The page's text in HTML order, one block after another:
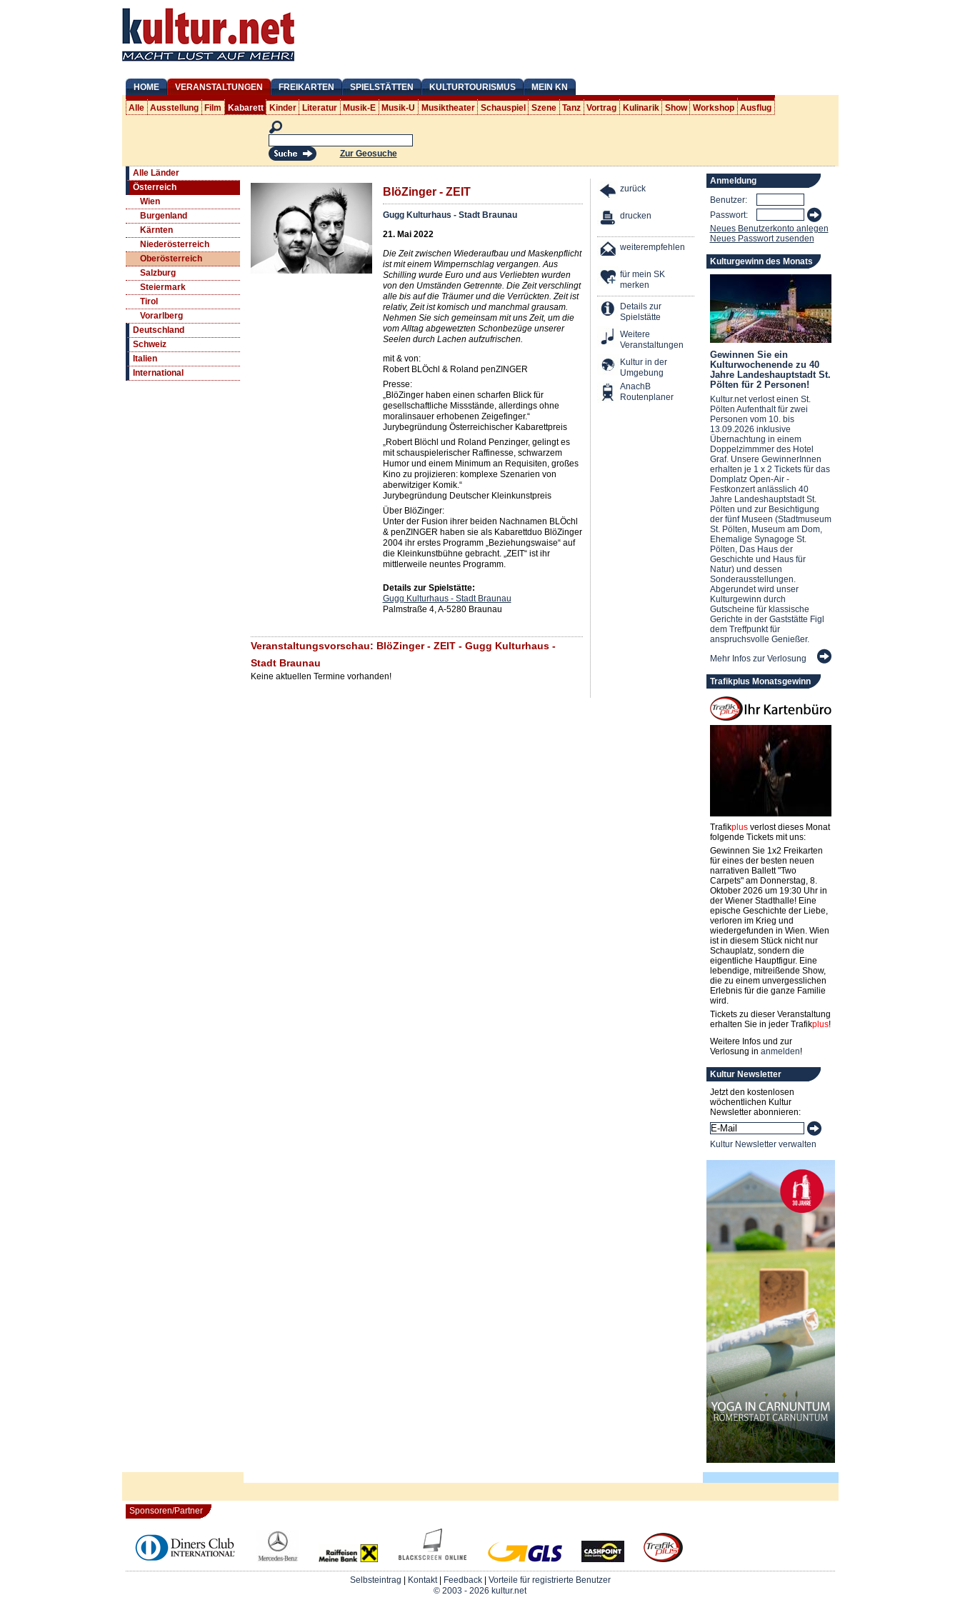
HOME VERANSTALTUNGEN FREIKARTEN SPIELSTÄTTEN KULTURTOURISMUS MEIN KN
Alle Ausstellung Film Kabarett Kinder Literatur Musik-E Musik-U Musiktheater Schauspiel Szene Tanz Vortrag Kulinarik Show Workshop Ausflug
Zur Geosuche
Alle Länder
Österreich
Wien
Burgenland
Kärnten
Niederösterreich
Oberösterreich
Salzburg
Steiermark
Tirol
Vorarlberg
Deutschland
Schweiz
Italien
International
BlöZinger - ZEIT
Gugg Kulturhaus - Stadt Braunau
21. Mai 2022
Die Zeit zwischen Wiederaufbau und Maskenpflicht
ist mit einem Wimpernschlag vergangen. Aus
Schilling wurde Euro und aus Verliebten wurden
von den Umständen Getrennte. Die Zeit verschlingt
alle bis auf die Träumer und die Verrückten. Zeit ist
relativ, Zeit ist komisch und manchmal grausam.
Nehmen Sie sich gemeinsam mit uns Zeit, um die
vom Alltag abgewetzten Schonbezüge unserer
Seelen durch Lachen aufzufrischen.
mit & von:
Robert BLÖchl & Roland penZINGER
Presse:
„BlöZinger haben einen scharfen Blick für
gesellschaftliche Missstände, allerdings ohne
moralinsauer erhobenen Zeigefinger.“
Jurybegründung Österreichischer Kabarettpreis
„Robert Blöchl und Roland Penzinger, gelingt es
mit schauspielerischer Raffinesse, schwarzem
Humor und einem Minimum an Requisiten, großes
Kino zu projizieren: komplexe Szenarien von
aberwitziger Komik.“
Jurybegründung Deutscher Kleinkunstpreis
Über BlöZinger:
Unter der Fusion ihrer beiden Nachnamen BLÖchl
& penZINGER haben sie als Kabarettduo BlöZinger
2004 ihr erstes Programm „Beziehungswaise“ auf
die Kleinkunstbühne gebracht. „ZEIT“ ist ihr
mittlerweile neuntes Programm.
Details zur Spielstätte:
Gugg Kulturhaus - Stadt Braunau
Palmstraße 4, A-5280 Braunau
Veranstaltungsvorschau: BlöZinger - ZEIT - Gugg Kulturhaus -
Stadt Braunau
Keine aktuellen Termine vorhanden!
zurück
drucken
weiterempfehlen
für mein SK
merken
Details zur
Spielstätte
Weitere
Veranstaltungen
Kultur in der
Umgebung
AnachB
Routenplaner
Anmeldung
Benutzer:
Passwort:
Neues Benutzerkonto anlegen
Neues Passwort zusenden
Kulturgewinn des Monats
Gewinnen Sie ein
Kulturwochenende zu 40
Jahre Landeshauptstadt St.
Pölten für 2 Personen!
Kultur.net verlost einen St.
Pölten Aufenthalt für zwei
Personen vom 10. bis
13.09.2026 inklusive
Übernachtung in einem
Doppelzimmmer des Hotel
Graf. Unsere GewinnerInnen
erhalten je 1 x 2 Tickets für das
Domplatz Open-Air -
Festkonzert anlässlich 40
Jahre Landeshauptstadt St.
Pölten und zur Besichtigung
der fünf Museen (Stadtmuseum
St. Pölten, Museum am Dom,
Ehemalige Synagoge St.
Pölten, Das Haus der
Geschichte und Haus für
Natur) und dessen
Sonderausstellungen.
Abgerundet wird unser
Kulturgewinn durch
Gutscheine für klassische
Gerichte in der Gaststätte Figl
dem Treffpunkt für
anspruchsvolle Genießer.
Mehr Infos zur Verlosung
Trafikplus Monatsgewinn
Trafikplusverlost dieses Monat
folgende Tickets mit uns:
Gewinnen Sie 1x2 Freikarten
für eines der besten neuen
narrativen Ballett "Two
Carpets" am Donnerstag, 8.
Oktober 2026 um 19:30 Uhr in
der Wiener Stadthalle! Eine
epische Geschichte der Liebe,
verloren im Krieg und
wiedergefunden in Wien. Wien
ist in diesem Stück nicht nur
Schauplatz, sondern die
eigentliche Hauptfigur. Eine
lebendige, mitreißende Show,
die zu einem unvergesslichen
Erlebnis für die ganze Familie
wird.
Tickets zu dieser Veranstaltung
erhalten Sie in jeder Trafikplus!
Weitere Infos und zur
Verlosung in anmelden!
Kultur Newsletter
Jetzt den kostenlosen
wöchentlichen Kultur
Newsletter abonnieren:
Kultur Newsletter verwalten
Sponsoren/Partner
Selbsteintrag Kontakt| Feedback| Vorteile für registrierte Benutzer
© 2003 - 2026 kultur.net